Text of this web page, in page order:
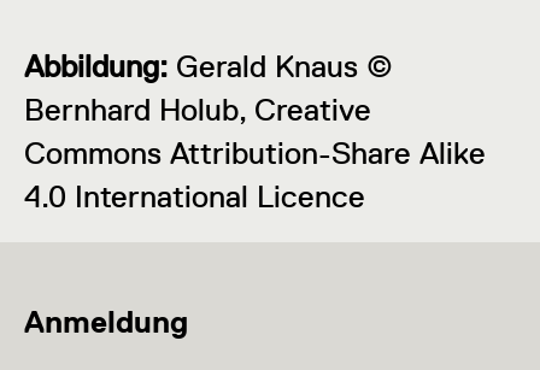
Abbildung: Gerald Knaus ©
Bernhard Holub, Creative
Commons Attribution-Share Alike
4.0 International Licence
Anmeldung